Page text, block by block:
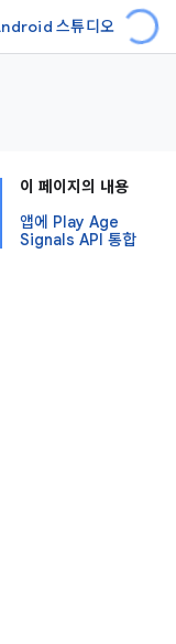
스튜디오
이 페이지의 내용
앱에 Play Age
Signals API 통합